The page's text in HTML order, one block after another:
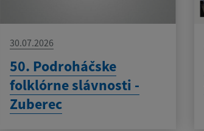
30.07.2026
50. Podroháčske
folklórne slávnosti -
Zuberec